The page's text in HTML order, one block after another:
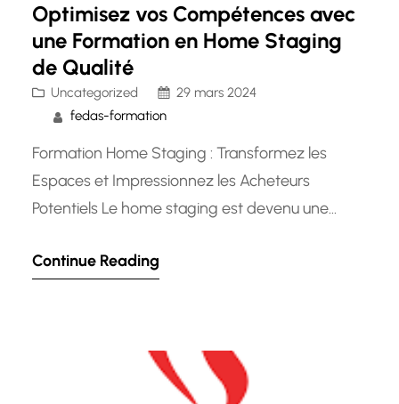
Optimisez vos Compétences avec
une Formation en Home Staging
de Qualité
Uncategorized
29 mars 2024
fedas-formation
Formation Home Staging : Transformez les
Espaces et Impressionnez les Acheteurs
Potentiels Le home staging est devenu une
propriété à vendre et attirer l’attention des
rendant plus attrayant et accueillant, afin
d’accélérer sa vente et…
Continue Reading